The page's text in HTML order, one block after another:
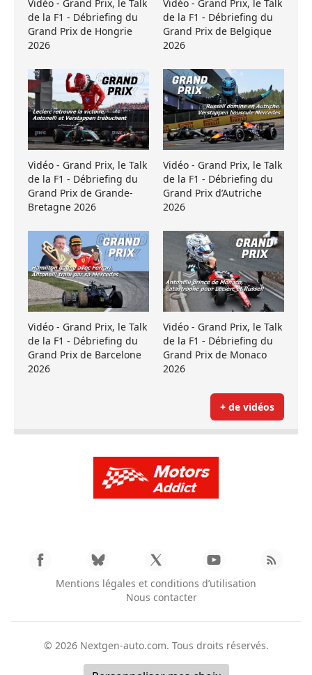
Vidéo - Grand Prix, le Talk
de la F1 - Débriefing du
Grand Prix de Hongrie
2026
Vidéo - Grand Prix, le Talk
de la F1 - Débriefing du
Grand Prix de Belgique
2026
Vidéo - Grand Prix, le Talk
de la F1 - Débriefing du
Grand Prix de Grande-
Bretagne 2026
Vidéo - Grand Prix, le Talk
de la F1 - Débriefing du
Grand Prix d’Autriche
2026
Vidéo - Grand Prix, le Talk
de la F1 - Débriefing du
Grand Prix de Barcelone
2026
Vidéo - Grand Prix, le Talk
de la F1 - Débriefing du
Grand Prix de Monaco
2026
+ de vidéos
Mentions légales et conditions d’utilisation
Nous contacter
© 2026 Nextgen-auto.com. Tous droits réservés.